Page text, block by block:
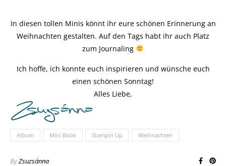
In diesen tollen Minis könnt ihr eure schönen Erinnerung an
Weihnachten gestalten. Auf den Tags habt ihr auch Platz
zum Journaling
Ich hoffe, ich konnte euch inspirieren und wünsche euch
einen schönen Sonntag!
Alles Liebe,
Album Mini Book Stampin Up Weihnachten
ByZsuzsánna